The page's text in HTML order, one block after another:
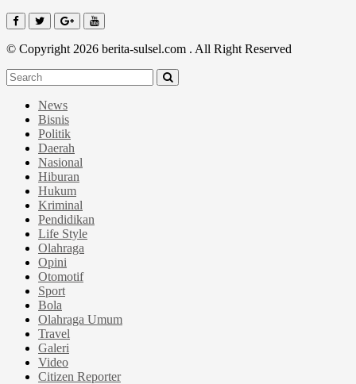
© Copyright 2026 berita-sulsel.com . All Right Reserved
News
Bisnis
Politik
Daerah
Nasional
Hiburan
Hukum
Kriminal
Pendidikan
Life Style
Olahraga
Opini
Otomotif
Sport
Bola
Olahraga Umum
Travel
Galeri
Video
Citizen Reporter